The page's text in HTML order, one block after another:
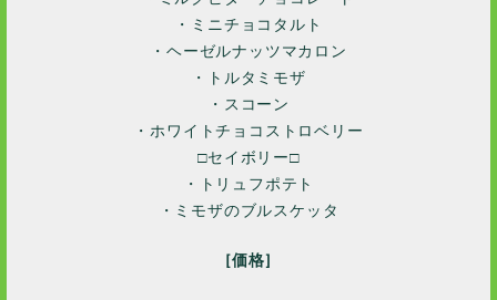
・ミニチョコタルト
・ヘーゼルナッツマカロン
・トルタミモザ
・スコーン
・ホワイトチョコストロベリー
□セイボリー□
・トリュフポテト
・ミモザのブルスケッタ
[価格]